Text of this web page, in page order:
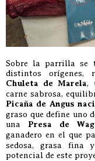
Sobre la parrilla se
distintos orígenes,
Chuleta de Marela,
carne sabrosa,
Picaña de Angus
graso que define uno
una Presa de
ganadero en el que
sedosa, grasa fina
potencial de este